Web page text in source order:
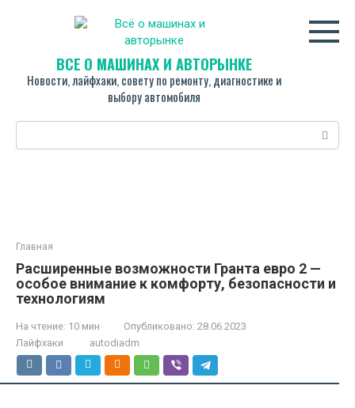
ВСЁ О МАШИНАХ И АВТОРЫНКЕ
Новости, лайфхаки, совету по ремонту, диагностике и
выбору автомобиля
Поиск:
Главная
Расширенные возможности Гранта евро 2 —
особое внимание к комфорту, безопасности и
технологиям
На чтение: 10 мин Опубликовано: 28.06.2023
Лайфхаки
autodiadm